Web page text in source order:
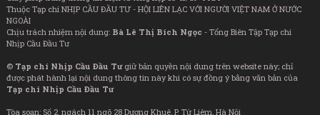
Thuộc Tạp chí NHỊP CẦU ĐẦU TƯ - HỘI LIÊN LẠC VỚI NGƯỜI VIỆT NAM Ở NƯỚC
NGOÀI
Chịu trách nhiệm nội dung: Bà Lê Thị Bích Ngọc - Tổng Biên Tập Tạp chí
Nhịp Cầu Đầu Tư
© Tạp chí Nhịp Cầu Đầu Tưgiữ bản quyền nội dung trên website này; chỉ
được phát hành lại nội dung thông tin này khi có sự đồng ý bằng văn bản của
Tạp chí Nhịp Cầu Đầu Tư
Tòa soạn: Số 2, ngách 11 ngõ 28 Dương Khuê, P. Từ Liêm, Hà Nội